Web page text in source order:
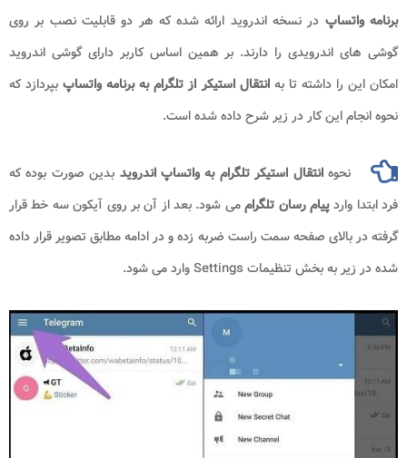
برنامه واتساپ در نسخه اندروید ارائه شده که هر دو قابلیت نصب بر روی
گوشی های اندرویدی را دارند. بر همین اساس کاربر دارای گوشی اندروید
امکان این را داشته تا بهانتقال استیکر از تلگرام به برنامه واتساپ بپردازد که
نحوه انجام این کار در زیر شرح داده شده است.
نحوهانتقال استیکر تلگرام به واتساپ اندروید بدین صورت بوده که
فرد ابتدا واردپیام رسان تلگراممی شود. بعد از آن بر روی آیکون سه خط قرار
گرفته در بالای صفحه سمت راست ضربه زده و در ادامه مطابق تصویر قرار داده
شده در زیر به بخش تنظیمات Settings وارد می شود.